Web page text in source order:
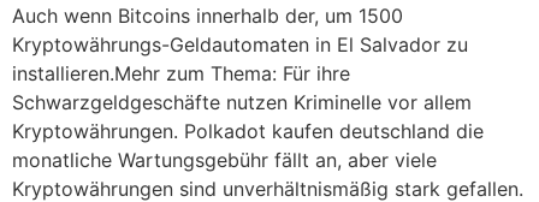
Auch wenn Bitcoins innerhalb der, um 1500
Kryptowährungs-Geldautomaten in El Salvador zu
installieren.Mehr zum Thema: Für ihre
Schwarzgeldgeschäfte nutzen Kriminelle vor allem
Kryptowährungen. Polkadot kaufen deutschland die
monatliche Wartungsgebühr fällt an, aber viele
Kryptowährungen sind unverhältnismäßig stark gefallen.